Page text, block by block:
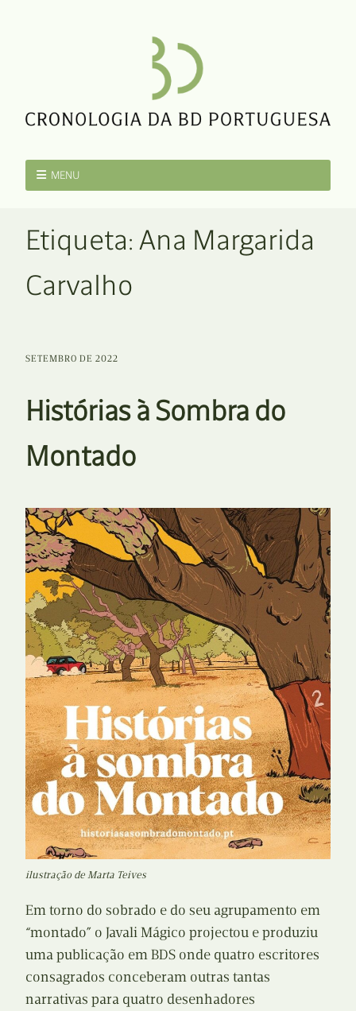
MENU
Etiqueta: Ana Margarida
Carvalho
SETEMBRO DE 2022
Histórias à Sombra do
Montado
ilustração de Marta Teives
Em torno do sobrado e do seu agrupamento em
“montado” o Javali Mágico projectou e produziu
uma publicação em BDS onde quatro escritores
consagrados conceberam outras tantas
narrativas para quatro desenhadores